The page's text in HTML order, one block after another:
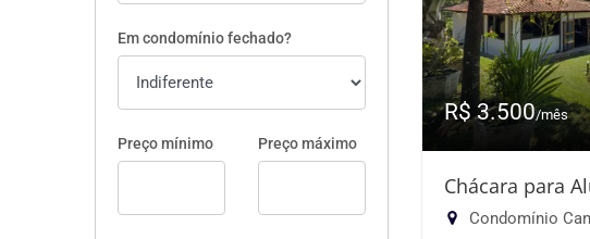
Em condomínio fechado?
Preço mínimo Preço máximo
R$ 3.500/mês
Chácara para
Condomínio